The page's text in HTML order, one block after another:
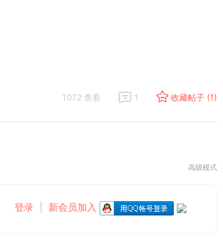
1072 查看 1 收藏帖子 (1)
高级模式
登录 新会员加入